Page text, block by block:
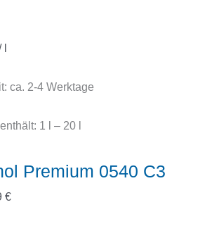
ca. 2-4 Werktage
1 – 20
Premium 0540 C3
€